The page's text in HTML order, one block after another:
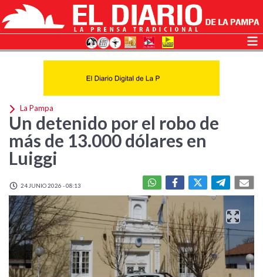
La Pampa
Un detenido por el robo de
más de 13.000 dólares en
Luiggi
24 JUNIO 2026 - 08:13